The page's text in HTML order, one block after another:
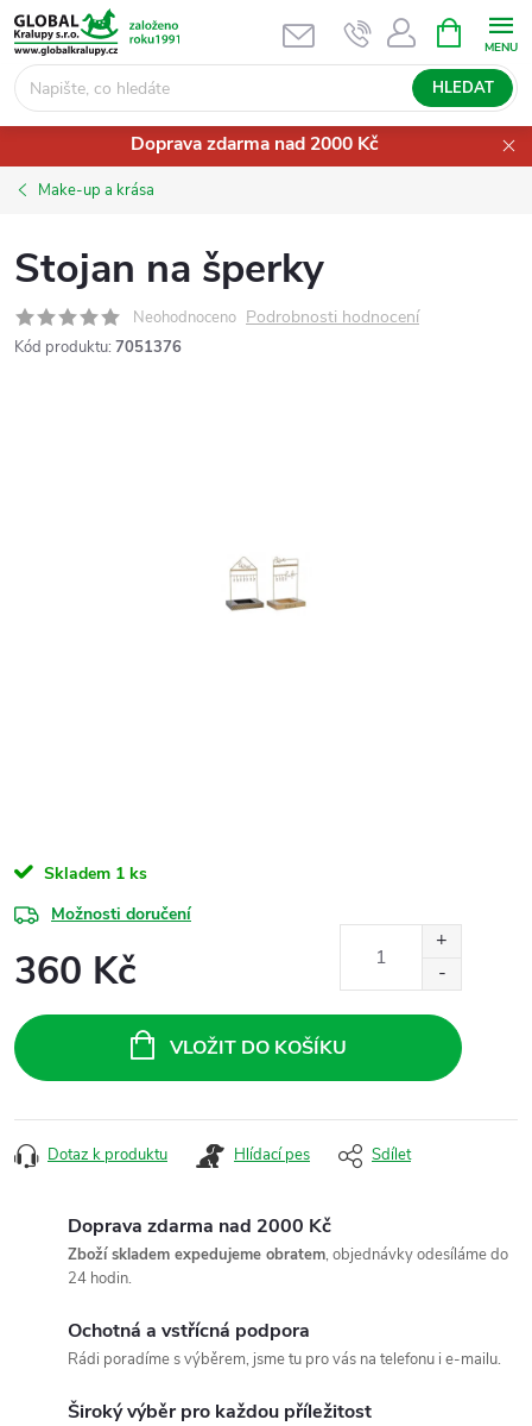
Přejít
na
obsah
HLEDAT
NÁKUPNÍ
KOŠÍK
Doprava zdarma nad 2000 Kč
Make-up a krása
Stojan na šperky
Neohodnoceno Podrobnosti hodnocení
Kód produktu: 7051376
Skladem 1 ks
Možnosti doručení
360 Kč
cena:
VLOŽIT DO KOŠÍKU
Dotaz k produktu Hlídací pes Sdílet
Doprava zdarma nad 2000 Kč
Zboží skladem expedujeme obratem, objednávky odesíláme do
24 hodin.
Ochotná a vstřícná podpora
Rádi poradíme s výběrem, jsme tu pro vás na telefonu i e-mailu.
Široký výběr pro každou příležitost